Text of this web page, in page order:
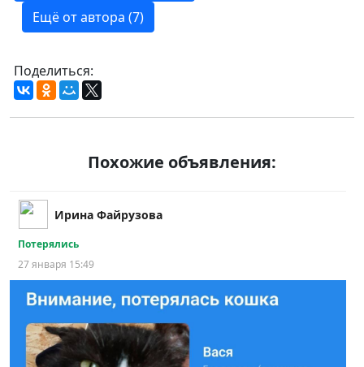
Ещё от автора (7)
Поделиться:
Похожие объявления:
Ирина Файрузова
Потерялись
27 января 15:49